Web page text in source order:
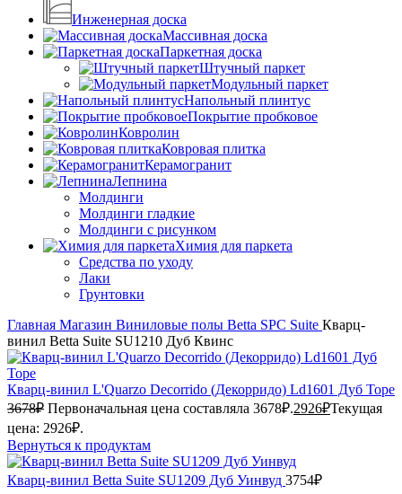
Инженерная доска
Массивная доска
Паркетная доска
Штучный паркет
Модульный паркет
Напольный плинтус
Покрытие пробковое
Ковролин
Ковровая плитка
Керамогранит
Лепнина
Молдинги
Молдинги гладкие
Молдинги с рисунком
Химия для паркета
Средства по уходу
Лаки
Грунтовки
Главная Магазин Виниловые полы Betta SPC Suite Кварц-
винил Betta Suite SU1210 Дуб Квинс
Кварц-винил L'Quarzo Decorrido (Декорридо) Ld1601 Дуб Торе
3678₽ Первоначальная цена составляла 3678₽.2926₽Текущая
цена: 2926₽.
Вернуться к продуктам
Кварц-винил Betta Suite SU1209 Дуб Уинвуд 3754₽